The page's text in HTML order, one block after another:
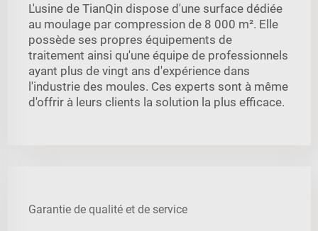
L'usine de TianQin dispose d'une surface dédiée
au moulage par compression de 8 000 m². Elle
possède ses propres équipements de
traitement ainsi qu'une équipe de professionnels
ayant plus de vingt ans d'expérience dans
l'industrie des moules. Ces experts sont à même
d'offrir à leurs clients la solution la plus efficace.
Garantie de qualité et de service